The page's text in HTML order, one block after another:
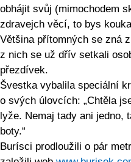
obhájit svůj (mimochodem
zdravejch věcí, to bys
Většina přítomných se zná z
z nich se už dřív setkali
přezdívek.
Švestka vybalila speciální
o svých úlovcích: „Chtěla
lyže. Nemaj tady ani jedno,
boty.“
Burísci prodloužili o pár